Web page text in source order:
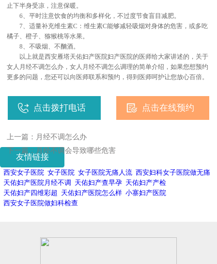
止下半身受凉，注意保暖。
6、平时注意饮食的均衡和多样化，不过度节食盲目减肥。
7、适量补充维生素C：维生素C能够减轻吸烟对身体的危害，或多吃
橘子、橙子、猕猴桃等水果。
8、不吸烟、不酗酒。
以上就是西安雁塔天佑妇产医院妇产医院的医师给大家讲述的，关于
女人月经不调怎么办，女人月经不调怎么调理的简单介绍，如果您想预约
更多的问题，您还可以向医师联系和预约，得到医师呵护让您放心百倍。
点击拨打电话 点击在线预约
上一篇： 月经不调怎么办
下一篇： 月经不调会导致哪些危害
友情链接
西安女子医院 女子医院 女子医院无痛人流 西安妇科女子医院做无痛
天佑妇产医院月经不调
天佑妇产查早孕 天佑妇产产检
天佑妇产四维彩超 天佑妇产医院怎么样 小寨妇产医院
西安女子医院做妇科检查